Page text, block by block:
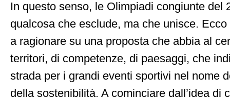
In questo senso, le Olimpiadi congiunte del
qualcosa che esclude, ma che unisce.
a ragionare su una proposta che abbia al
territori, di competenze, di paesaggi, che
strada per i grandi eventi sportivi nel nome
della sostenibilità. A cominciare dall’idea di